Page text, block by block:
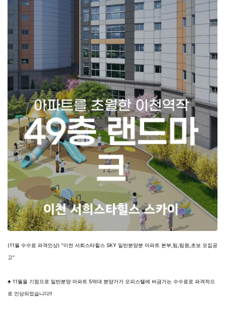
(11월 수수료 파격인상) "이천 서희스타힐스 SKY 일반분양분 아파트 본부,팀,팀원,초보 모집공
고"
♣ 11월을 기점으로 일반분양 아파트 5억대 분양가가 오피스텔에 버금가는 수수료로 파격적으
로 인상되었습니다!!